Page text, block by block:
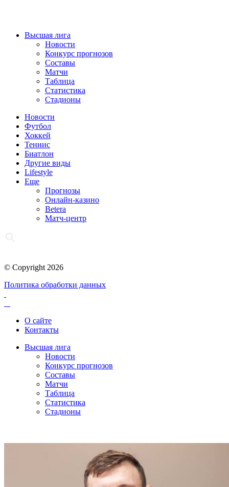
Высшая лига
Новости
Конкурс прогнозов
Составы
Матчи
Таблица
Статистика
Стадионы
Новости
Футбол
Хоккей
Теннис
Биатлон
Другие виды
Lifestyle
Еще
Прогнозы
Онлайн-казино
Betera
Матч-центр
© Copyright 2026
Политика обработки данных
О сайте
Контакты
Высшая лига
Новости
Конкурс прогнозов
Составы
Матчи
Таблица
Статистика
Стадионы